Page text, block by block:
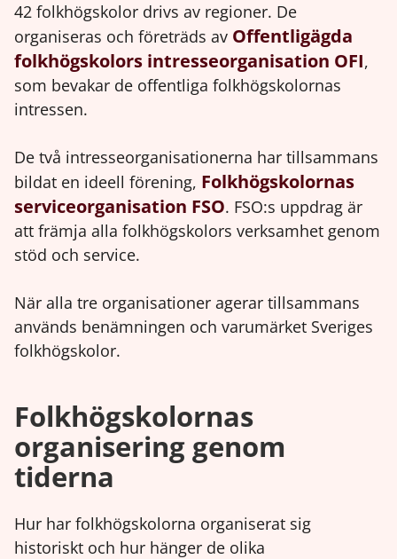
42 folkhögskolor drivs av regioner. De
organiseras och företräds av Offentligägda
folkhögskolors intresseorganisation OFI,
som bevakar de offentliga folkhögskolornas
intressen.
De två intresseorganisationerna har tillsammans
bildat en ideell förening, Folkhögskolornas
serviceorganisation FSO. FSO:s uppdrag är
att främja alla folkhögskolors verksamhet genom
stöd och service.
När alla tre organisationer agerar tillsammans
används benämningen och varumärket Sveriges
folkhögskolor.
Folkhögskolornas
organisering genom
tiderna
Hur har folkhögskolorna organiserat sig
historiskt och hur hänger de olika